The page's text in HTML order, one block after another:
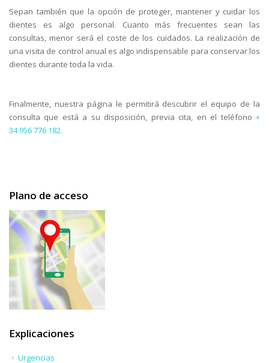
Sepan también que la opción de proteger, mantener y cuidar los
dientes es algo personal. Cuanto más frecuentes sean las
consultas, menor será el coste de los cuidados. La realización de
una visita de control anual es algo indispensable para conservar los
dientes durante toda la vida.
Finalmente, nuestra página le permitirá descubrir el equipo de la
consulta que está a su disposición, previa cita, en el teléfono +
34 956 776 182.
Plano de acceso
Explicaciones
Urgencias